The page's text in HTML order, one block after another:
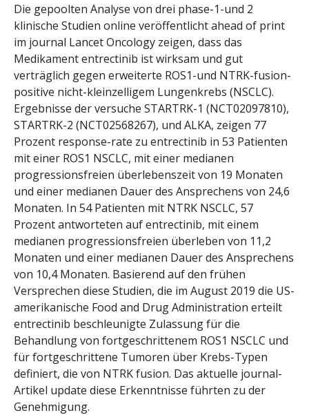
Die gepoolten Analyse von drei phase-1-und 2
klinische Studien online veröffentlicht ahead of print
im journal Lancet Oncology zeigen, dass das
Medikament entrectinib ist wirksam und gut
verträglich gegen erweiterte ROS1-und NTRK-fusion-
positive nicht-kleinzelligem Lungenkrebs (NSCLC).
Ergebnisse der versuche STARTRK-1 (NCT02097810),
STARTRK-2 (NCT02568267), und ALKA, zeigen 77
Prozent response-rate zu entrectinib in 53 Patienten
mit einer ROS1 NSCLC, mit einer medianen
progressionsfreien überlebenszeit von 19 Monaten
und einer medianen Dauer des Ansprechens von 24,6
Monaten. In 54 Patienten mit NTRK NSCLC, 57
Prozent antworteten auf entrectinib, mit einem
medianen progressionsfreien überleben von 11,2
Monaten und einer medianen Dauer des Ansprechens
von 10,4 Monaten. Basierend auf den frühen
Versprechen diese Studien, die im August 2019 die US-
amerikanische Food and Drug Administration erteilt
entrectinib beschleunigte Zulassung für die
Behandlung von fortgeschrittenem ROS1 NSCLC und
für fortgeschrittene Tumoren über Krebs-Typen
definiert, die von NTRK fusion. Das aktuelle journal-
Artikel update diese Erkenntnisse führten zu der
Genehmigung.